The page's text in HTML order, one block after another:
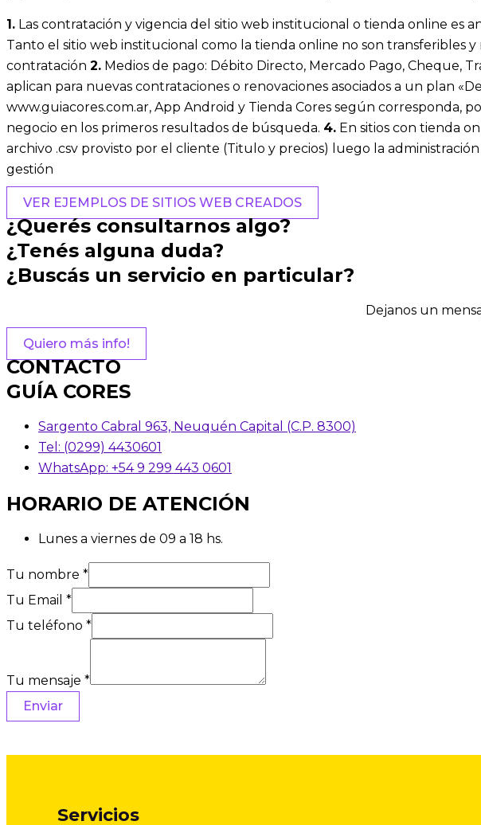
1. Las contratación y vigencia del sitio web institucional o tienda online es
Tanto el sitio web institucional como la tienda online no son transferibles
contratación 2. Medios de pago: Débito Directo, Mercado Pago, Cheque,
aplican para nuevas contrataciones o renovaciones asociados a un plan
www.guiacores.com.ar, App Android y Tienda Cores según
negocio en los primeros resultados de búsqueda. 4. En sitios con tienda
archivo .csv provisto por el cliente (Titulo y precios) luego la
gestión
VER EJEMPLOS DE SITIOS WEB CREADOS
¿Querés consultarnos algo?
¿Tenés alguna duda?
¿Buscás un servicio en particular?
Dejanos un
Quiero más info!
CONTACTO
GUÍA CORES
Sargento Cabral 963, Neuquén Capital (C.P. 8300)
Tel: (0299) 4430601
WhatsApp: +54 9 299 443 0601
HORARIO DE ATENCIÓN
Lunes a viernes de 09 a 18 hs.
Tu nombre *
Tu Email *
Tu teléfono *
Tu mensaje *
Enviar
Servicios